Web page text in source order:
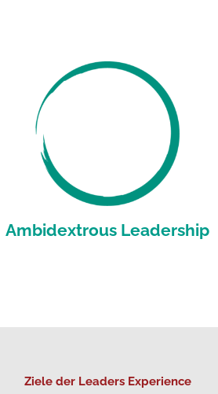
Den eigenen inneren Kompass finden und
für einen wirksamen Umgang mit sich
selbst und unseren Mitmenschen zur
Gesundheitserhaltung anwenden.
Ambidextrous Leadership
Ziele der Leaders Experience